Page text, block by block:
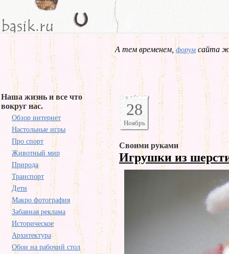
А тем временем,форум сайта
Наша жизнь и все что
вокруг нас.
Обзор интернет
Настольные игры
Про спорт
Животный мир
Природа
Транспорт
Дети
Макро фотография
Забавная реклама
Историческое
Архитектура
Обои на рабочий стол
28
Ноябрь
Своими руками
Игрушки из